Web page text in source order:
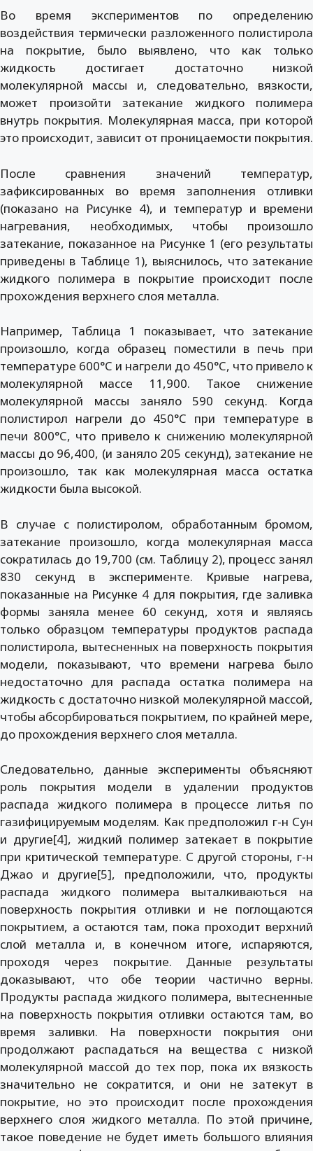
Во время экспериментов по определению
воздействия термически разложенного полистирола
на покрытие, было выявлено, что как только
жидкость достигает достаточно низкой
молекулярной массы и, следовательно, вязкости,
может произойти затекание жидкого полимера
внутрь покрытия. Молекулярная масса, при которой
это происходит, зависит от проницаемости покрытия.
После сравнения значений температур,
зафиксированных во время заполнения отливки
(показано на Рисунке 4), и температур и времени
нагревания, необходимых, чтобы произошло
затекание, показанное на Рисунке 1 (его результаты
приведены в Таблице 1), выяснилось, что затекание
жидкого полимера в покрытие происходит после
прохождения верхнего слоя металла.
Например, Таблица 1 показывает, что затекание
произошло, когда образец поместили в печь при
температуре 600°C и нагрели до 450°C, что привело к
молекулярной массе 11,900. Такое снижение
молекулярной массы заняло 590 секунд. Когда
полистирол нагрели до 450°C при температуре в
печи 800°C, что привело к снижению молекулярной
массы до 96,400, (и заняло 205 секунд), затекание не
произошло, так как молекулярная масса остатка
жидкости была высокой.
В случае с полистиролом, обработанным бромом,
затекание произошло, когда молекулярная масса
сократилась до 19,700 (см. Таблицу 2), процесс занял
830 секунд в эксперименте. Кривые нагрева,
показанные на Рисунке 4 для покрытия, где заливка
формы заняла менее 60 секунд, хотя и являясь
только образцом температуры продуктов распада
полистирола, вытесненных на поверхность покрытия
модели, показывают, что времени нагрева было
недостаточно для распада остатка полимера на
жидкость с достаточно низкой молекулярной массой,
чтобы абсорбироваться покрытием, по крайней мере,
до прохождения верхнего слоя металла.
Следовательно, данные эксперименты объясняют
роль покрытия модели в удалении продуктов
распада жидкого полимера в процессе литья по
газифицируемым моделям. Как предположил г-н Сун
и другие[4], жидкий полимер затекает в покрытие
при критической температуре. С другой стороны, г-н
Джао и другие[5], предположили, что, продукты
распада жидкого полимера выталкиваються на
поверхность покрытия отливки и не поглощаются
покрытием, а остаются там, пока проходит верхний
слой металла и, в конечном итоге, испаряются,
проходя через покрытие. Данные результаты
доказывают, что обе теории частично верны.
Продукты распада жидкого полимера, вытесненные
на поверхность покрытия отливки остаются там, во
время заливки. На поверхности покрытия они
продолжают распадаться на вещества с низкой
молекулярной массой до тех пор, пока их вязкость
значительно не сократится, и они не затекут в
покрытие, но это происходит после прохождения
верхнего слоя жидкого металла. По этой причине,
такое поведение не будет иметь большого влияния